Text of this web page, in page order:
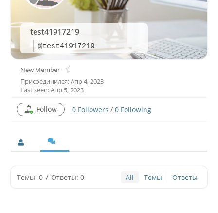
test41917219
@test41917219
New Member
Присоединился: Апр 4, 2023
Last seen: Апр 5, 2023
Follow 0 Followers / 0 Following
Темы: 0 / Ответы: 0 All Темы Ответы